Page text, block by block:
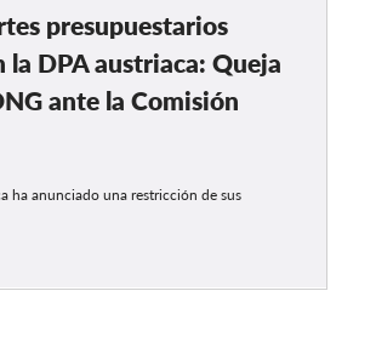
presupuestarios
la DPA austriaca: Queja
ante la Comisión
ha anunciado una restricción de sus